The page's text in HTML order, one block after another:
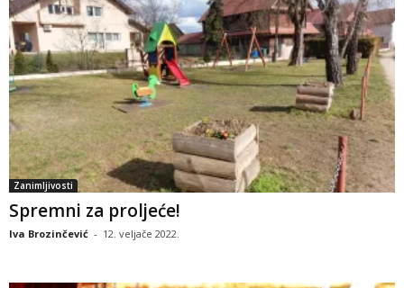
Zanimljivosti
Spremni za proljeće!
Iva Brozinčević - 12. veljače 2022.